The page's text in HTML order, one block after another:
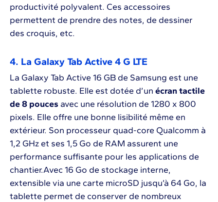
productivité polyvalent. Ces accessoires
permettent de prendre des notes, de dessiner
des croquis, etc.
4. La Galaxy Tab Active 4 G LTE
La Galaxy Tab Active 16 GB de Samsung est une
tablette robuste. Elle est dotée d’un écran tactile
de 8 pouces avec une résolution de 1280 x 800
pixels. Elle offre une bonne lisibilité même en
extérieur. Son processeur quad-core Qualcomm à
1,2 GHz et ses 1,5 Go de RAM assurent une
performance suffisante pour les applications de
chantier.Avec 16 Go de stockage interne,
extensible via une carte microSD jusqu’à 64 Go, la
tablette permet de conserver de nombreux